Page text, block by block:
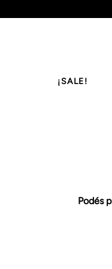
¡SALE!
Podés